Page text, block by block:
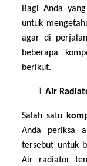
Bagi Anda
untuk
agar di
beberapa
berikut.
Air
Salah satu
Anda periksa
tersebut untuk
Air radiator